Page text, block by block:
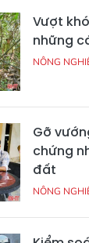
Vượt
những
NÔNG
Gỡ
chứng
đất
NÔNG